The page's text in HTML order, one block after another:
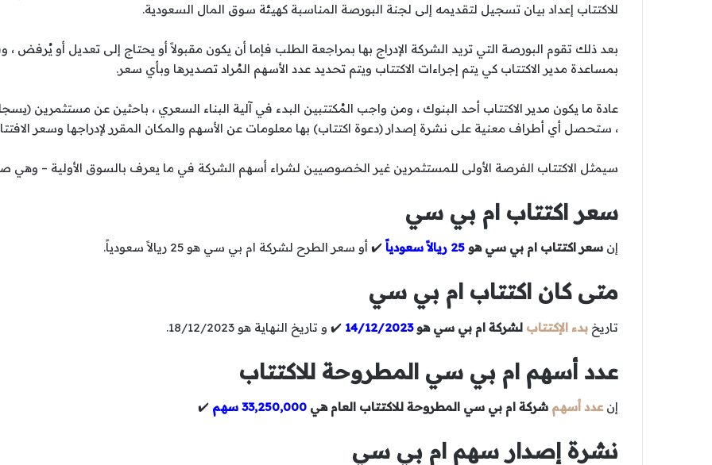
للاكتتاب إعداد بيان تسجيل لتقديمه إلى لجنة البورصة المناسبة كهيئة سوق المال السعودية.
بعد ذلك تقوم البورصة التي تريد الشركة الإدراج بها بمراجعة الطلب فإما أن يكون مقبولاً أو يحتاج إلى تعديل أو
بمساعدة مدير الاكتتاب كي يتم إجراءات الاكتتاب ويتم تحديد عدد الأسهم المُراد تصديرها وبأي سعر.
عادة ما يكون مدير الاكتتاب أحد البنوك ، ومن واجب المُكتتبين البدء في آلية البناء السعري ، باحثين عن مستثمرين
، ستحصل أي أطراف معنية على نشرة إصدار (دعوة اكتتاب) بها معلومات عن الأسهم والمكان المقرر لإدراجها وسعر
سيمثل الاكتتاب الفرصة الأولى للمستثمرين غير الخصوصيين لشراء أسهم الشركة في ما يعرف بالسوق الأولية – وهي
سعر اكتتاب ام بي سي
إن سعر اكتتاب ام بي سي هو 25 ريالاً سعودياً ✔️ أو سعر الطرح لشركة ام بي سي هو 25 ريالاً سعودياً.
متى كان اكتتاب ام بي سي
تاريخ بدء الإكتتاب لشركة ام بي سي هو14/12/2023 ✔️ و تاريخ النهاية هو 18/12/2023.
عدد أسهم ام بي سي المطروحة للاكتتاب
إن عدد أسهم شركة ام بي سي المطروحة للاكتتاب العام هي 33,250,000 سهم ✔️
نشرة إصدار سهم ام بي سي